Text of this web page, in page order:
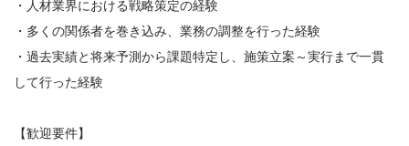
・人材業界における戦略策定の経験
・多くの関係者を巻き込み、業務の調整を行った経験
・過去実績と将来予測から課題特定し、施策立案～実行まで一貫
して行った経験
【歓迎要件】